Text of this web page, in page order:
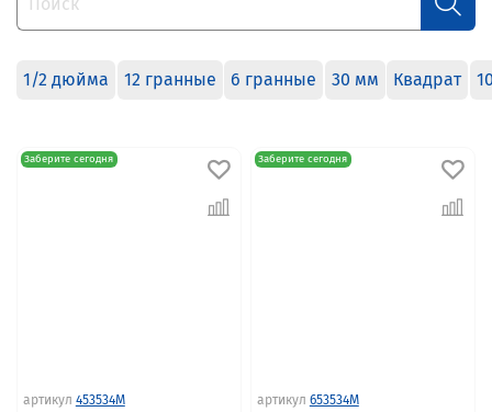
1/2 дюйма 12 гранные 6 гранные 30 мм Квадрат
Заберите сегодня
артикул 453534M
Заберите сегодня
артикул 653534M